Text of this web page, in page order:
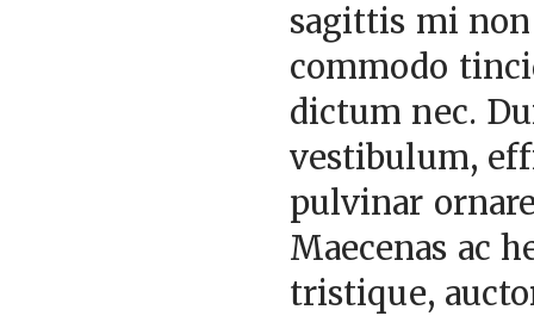
sagittis mi
commodo
dictum nec.
vestibulum,
pulvinar
Maecenas ac
tristique,